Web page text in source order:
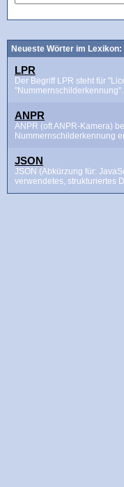
Neueste Wörter im Lexikon:
LPR
Der Begriff LPR steht für
ANPR
ANPR (oft ANPR-Kamera)
Nummernschilderkennung
JSON
JSON (Abkürzung für:
verwendetes, strukturiertes